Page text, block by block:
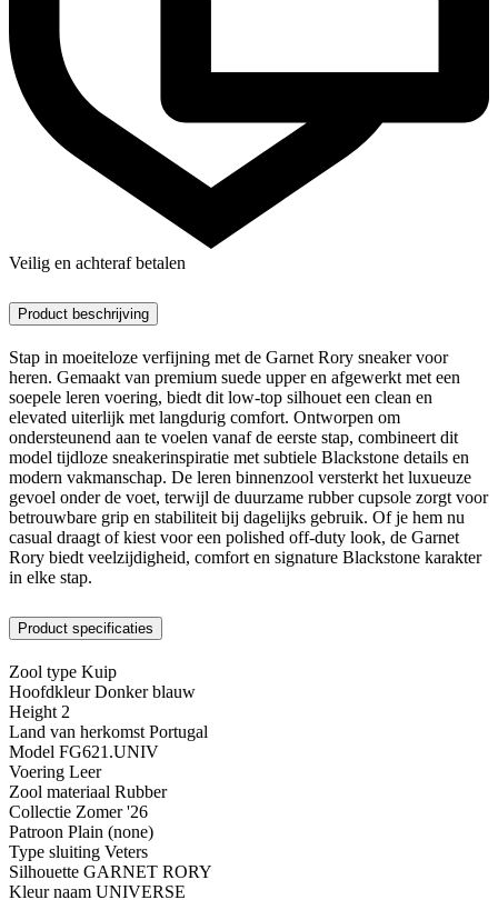
Veilig en achteraf betalen
Product beschrijving
Stap in moeiteloze verfijning met de Garnet Rory sneaker voor
heren. Gemaakt van premium suede upper en afgewerkt met een
soepele leren voering, biedt dit low-top silhouet een clean en
elevated uiterlijk met langdurig comfort. Ontworpen om
ondersteunend aan te voelen vanaf de eerste stap, combineert dit
model tijdloze sneakerinspiratie met subtiele Blackstone details en
modern vakmanschap. De leren binnenzool versterkt het luxueuze
gevoel onder de voet, terwijl de duurzame rubber cupsole zorgt voor
betrouwbare grip en stabiliteit bij dagelijks gebruik. Of je hem nu
casual draagt of kiest voor een polished off-duty look, de Garnet
Rory biedt veelzijdigheid, comfort en signature Blackstone karakter
in elke stap.
Product specificaties
Zool type Kuip
HoofdkleurDonker blauw
Height 2
Land van herkomst Portugal
Model FG621.UNIV
Voering Leer
Zool materiaal Rubber
Collectie Zomer '26
Patroon Plain (none)
Type sluiting Veters
Silhouette GARNET RORY
Kleur naam UNIVERSE